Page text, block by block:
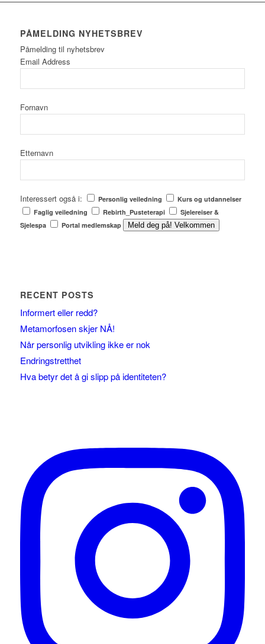
PÅMELDING NYHETSBREV
Påmelding til nyhetsbrev
Email Address
Fornavn
Etternavn
Interessert også i: Personlig veiledning
Kurs og utdannelser
Faglig veiledning
Rebirth_Pusteterapi
Sjelereiser &
Sjelespa
Portal medlemskap Meld deg på! Velkommen
RECENT POSTS
Informert eller redd?
Metamorfosen skjer NÅ!
Når personlig utvikling ikke er nok
Endringstretthet
Hva betyr det å gi slipp på identiteten?